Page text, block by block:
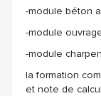
-module béton
-module
-module
la formation
et note de